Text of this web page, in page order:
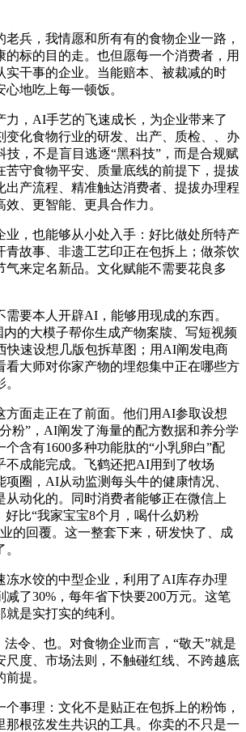
兵，我情愿和所有有的食物企业一路，
的标的目的走。也但愿每一个消费者，用
实干事的企业。当能赔本、被裁减的时
地吃上每一顿饭。
，AI手艺的飞速成长，为企业带来了
变化食物行业的研发、出产、质检、、办
技，不是盲目逃逐“黑科技”，而是合规赋
苦守食物平安、质量底线的前提下，提拔
出产流程、精准触达消费者、提拔办理程
、更智能、更具合作力。
，也能够从小处入手：好比做处所特产
青故事、非遗工艺印正在包拆上；做茶饮
气来定名新品。文化赋能不需要花良多
要本人开辟AI，能够用现成的东西。
内的大模子帮你生成产物案牍、写短视频
快速设想几版包拆草图；用AI阐发电商
看大师对你家产物的埋怨集中正在哪些方
面走正在了前面。他们用AI参取设想
粉”，AI阐发了海量的配方数据和养分学
含有1600多种功能肽的“小乳卵白”配
不成能完成。飞鹤还把AI用到了牧场
项圈，AI从动监测每头牛的健康情况、
从动化的。同时消费者能够正在微信上
好比“我家宝宝8个月，喝什么奶粉
的回覆。这一整套下来，研发快了、成
水饺的中型企业，利用了AI库存办理
减了30%，每年省下快要200万元。这笔
是实打实的纯利。
令、也。对食物企业而言，“敬天”就是
尺度、市场法则，不触碰红线、不跨越底
提。
事理：文化不是贴正在包拆上的粉饰，
那根弦发生共识的工具。你卖的不只是一